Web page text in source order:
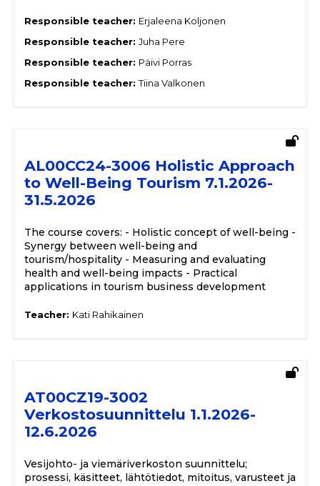
Responsible teacher: Erjaleena Koljonen
Responsible teacher: Juha Pere
Responsible teacher: Päivi Porras
Responsible teacher:Tiina Valkonen
AL00CC24-3006 Holistic Approach
to Well-Being Tourism 7.1.2026-
31.5.2026
The course covers: - Holistic concept of well-being -
Synergy between well-being and
tourism/hospitality - Measuring and evaluating
health and well-being impacts - Practical
applications in tourism business development
Teacher: Kati Rahikainen
AT00CZ19-3002
Verkostosuunnittelu 1.1.2026-
12.6.2026
Vesijohto- ja viemäriverkoston suunnittelu;
prosessi, käsitteet, lähtötiedot, mitoitus, varusteet ja